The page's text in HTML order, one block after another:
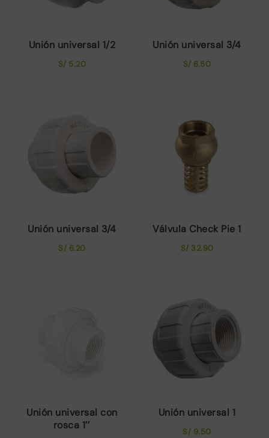
Unión universal 1/2
S/ 5.20
Unión universal 3/4
S/ 6.50
Unión universal 3/4
S/ 6.20
Válvula Check Pie 1
S/ 32.90
Unión universal con
rosca 1″
Unión universal 1
S/ 9.50